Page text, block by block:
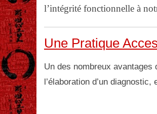
l’intégrité fonctionnelle à
Une Pratique
Un des nombreux avantages
l’élaboration d’un